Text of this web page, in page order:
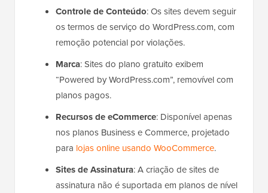
Controle de Conteúdo: Os sites devem seguir
os termos de serviço do WordPress.com, com
remoção potencial por violações.
Marca: Sites do plano gratuito exibem
“Powered by WordPress.com”, removível com
planos pagos.
Recursos de eCommerce: Disponível apenas
nos planos Business e Commerce, projetado
para lojas online usando WooCommerce.
Sites de Assinatura: A criação de sites de
assinatura não é suportada em planos de nível